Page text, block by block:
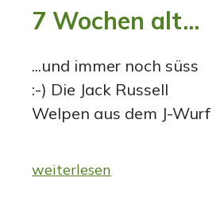
7 Wochen alt...
...und immer noch süss
:-) Die Jack Russell
Welpen aus dem J-Wurf
weiterlesen